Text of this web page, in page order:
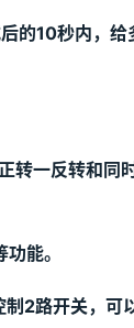
的10秒内，给
转一反转和同
能。
制2路开关，可